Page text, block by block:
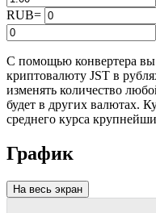
RUB=
С помощью конвертера вы
криптовалюту JST в
изменять количество
будет в других валютах.
среднего курса
График
На весь экран